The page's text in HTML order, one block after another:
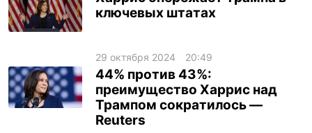
ключевых штатах
29 октября 2024 20:49
44% против 43%:
преимущество Харрис над
Трампом сократилось —
Reuters